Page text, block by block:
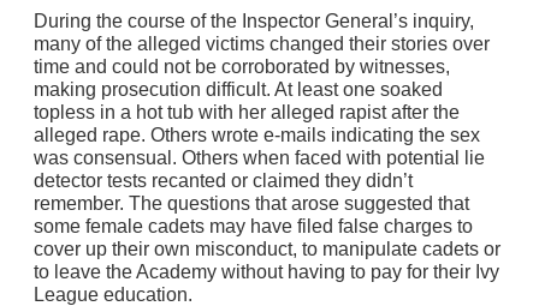
During the course of the Inspector General’s inquiry,
many of the alleged victims changed their stories over
time and could not be corroborated by witnesses,
making prosecution difficult. At least one soaked
topless in a hot tub with her alleged rapist after the
alleged rape. Others wrote e-mails indicating the sex
was consensual. Others when faced with potential lie
detector tests recanted or claimed they didn’t
remember. The questions that arose suggested that
some female cadets may have filed false charges to
cover up their own misconduct, to manipulate cadets or
to leave the Academy without having to pay for their Ivy
League education.